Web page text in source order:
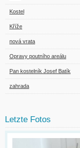
Kostel
Kříže
nová vrata
Opravy poutního areálu
Pan kostelník Josef Batík
zahrada
Letzte Fotos